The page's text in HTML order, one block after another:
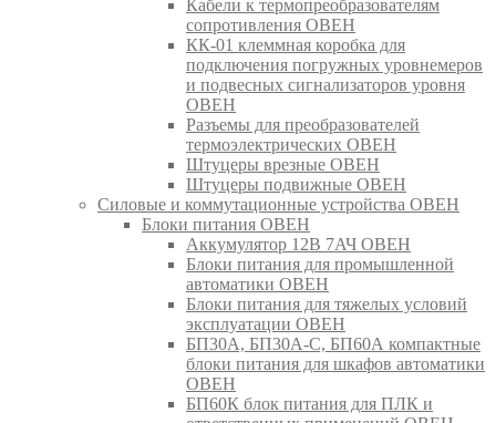
Кабели к термопреобразователям
сопротивления ОВЕН
КК-01 клеммная коробка для
подключения погружных уровнемеров
и подвесных сигнализаторов уровня
ОВЕН
Разъемы для преобразователей
термоэлектрических ОВЕН
Штуцеры врезные ОВЕН
Штуцеры подвижные ОВЕН
Силовые и коммутационные устройства ОВЕН
Блоки питания ОВЕН
Аккумулятор 12В 7АЧ ОВЕН
Блоки питания для промышленной
автоматики ОВЕН
Блоки питания для тяжелых условий
эксплуатации ОВЕН
БП30А, БП30А-С, БП60А компактные
блоки питания для шкафов автоматики
ОВЕН
БП60К блок питания для ПЛК и